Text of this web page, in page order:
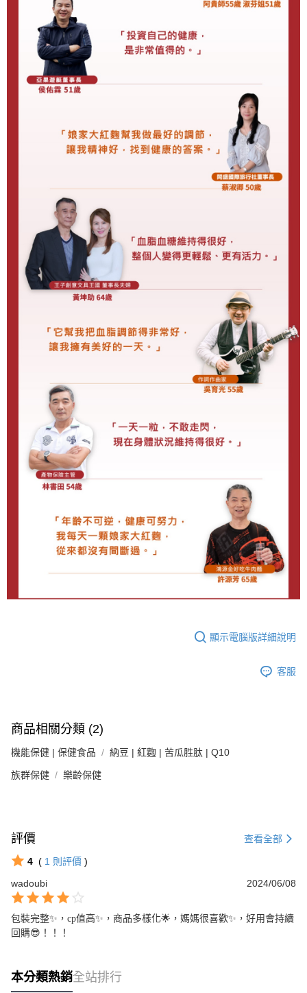
顯示電腦版詳細說明
客服
商品相關分類 (2)
機能保健 | 保健食品 納豆 | 紅麴 | 苦瓜胜肽 | Q10
族群保健 樂齡保健
評價 查看全部
4 ( 1 則評價 )
wadoubi
2024/06/08
包裝完整✨️，cp值高✨️，商品多樣化🌟，媽媽很喜歡✨️，好用會持續
回購😎！！！
本分類熱銷全站排行